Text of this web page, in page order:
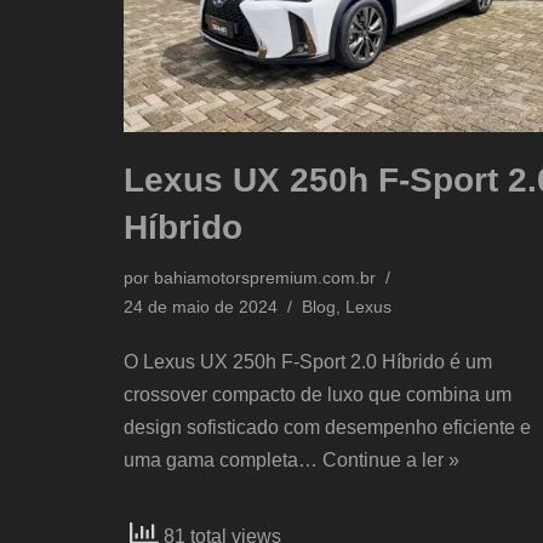
Lexus UX 250h F-Sport
Híbrido
por bahiamotorspremium.com.br
24 de maio de 2024
Blog Lexus
O Lexus UX 250h F-Sport 2.0 Híbrido é um
crossover compacto de luxo que combina um
design sofisticado com desempenho eficiente e
uma gama completa… Continue a ler »
81 total views